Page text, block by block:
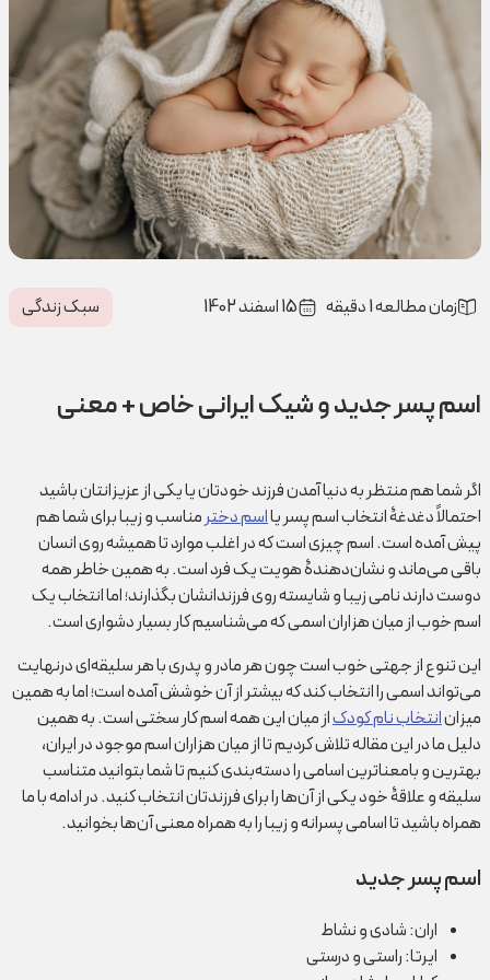
زمان مطالعه 1 دقیقه 15 اسفند 1402 سبک زندگی
اسم پسر جدید و شیک ایرانی خاص + معنی
اگر شما هم منتظر به دنیا آمدن فرزند خودتان یا یکی از عزیزانتان باشید
احتمالاً دغدغۀ انتخاب اسم پسر یااسم دخترمناسب و زیبا برای شما هم
پیش آمده است. اسم چیزی است که در اغلب موارد تا همیشه روی انسان
باقی می‌ماند و نشان‌دهندۀ هویت یک فرد است. به همین خاطر همه
دوست دارند نامی زیبا و شایسته روی فرزندانشان بگذارند؛ اما انتخاب یک
اسم خوب از میان هزاران اسمی که می‌شناسیم کار بسیار دشواری است.
این تنوع از جهتی خوب است چون هر مادر و پدری با هر سلیقه‌ای درنهایت
می‌تواند اسمی را انتخاب کند که بیشتر از آن خوشش آمده است؛ اما به همین
میزانانتخاب نام کودکاز میان این همه اسم کار سختی است. به همین
دلیل ما در این مقاله تلاش کردیم تا از میان هزاران اسم موجود در ایران،
بهترین و بامعناترین اسامی را دسته‌بندی کنیم تا شما بتوانید متناسب
سلیقه و علاقۀ خود یکی از آن‌ها را برای فرزندتان انتخاب کنید. در ادامه با ما
همراه باشید تا اسامی پسرانه و زیبا را به همراه معنی آن‌ها بخوانید.
اسم پسر جدید
اران: شادی و نشاط
ایرتا: راستی و درستی